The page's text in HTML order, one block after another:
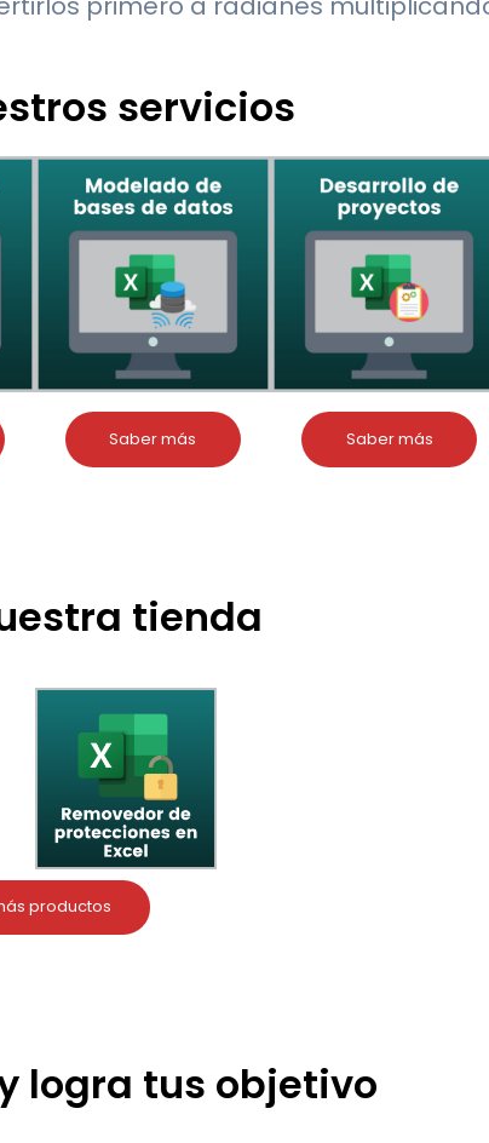
servicios
Saber más Saber más
tienda
productos
logra tus objetivo